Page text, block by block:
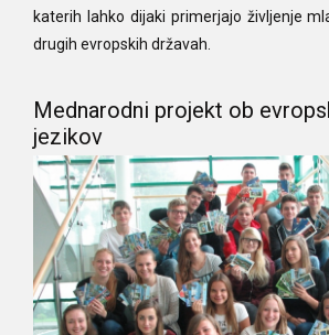
katerih lahko dijaki primerjajo življenje
drugih evropskih državah.
Mednarodni projekt ob
jezikov